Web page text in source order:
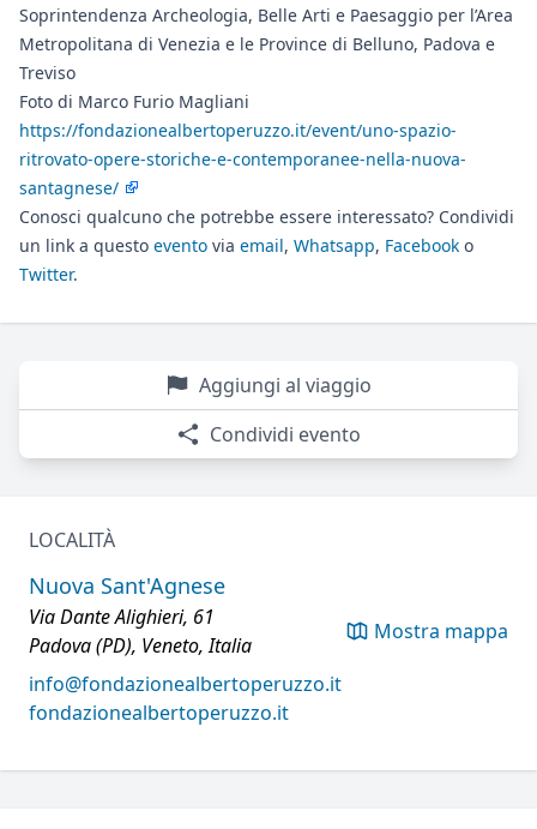
Soprintendenza Archeologia, Belle Arti e Paesaggio per l’Area
Metropolitana di Venezia e le Province di Belluno, Padova e
Treviso
Foto di Marco Furio Magliani
https://fondazionealbertoperuzzo.it/event/uno-spazio-
ritrovato-opere-storiche-e-contemporanee-nella-nuova-
santagnese/
Conosci qualcuno che potrebbe essere interessato? Condividi
un link a questo evento via email, Whatsapp, Facebook o
Twitter.
Aggiungi al viaggio
Condividi evento
LOCALITÀ
Nuova Sant'Agnese
Via Dante Alighieri, 61
Padova (PD), Veneto, Italia
Mostra mappa
info@fondazionealbertoperuzzo.it
fondazionealbertoperuzzo.it